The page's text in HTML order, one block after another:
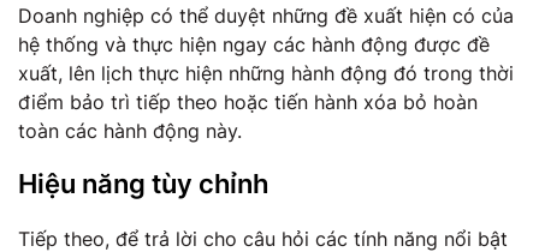
Doanh nghiệp có thể duyệt những đề xuất hiện có của
hệ thống và thực hiện ngay các hành động được đề
xuất, lên lịch thực hiện những hành động đó trong thời
điểm bảo trì tiếp theo hoặc tiến hành xóa bỏ hoàn
toàn các hành động này.
Hiệu năng tùy chỉnh
Tiếp theo, để trả lời cho câu hỏi các tính năng nổi bật